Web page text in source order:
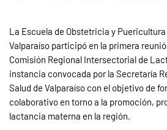
La Escuela de Obstetricia y
Valparaíso participó en la primera
Comisión Regional Intersectorial de
instancia convocada por la Secretaría
Salud de Valparaíso con el objetivo de
colaborativo en torno a la promoción,
lactancia materna en la región.